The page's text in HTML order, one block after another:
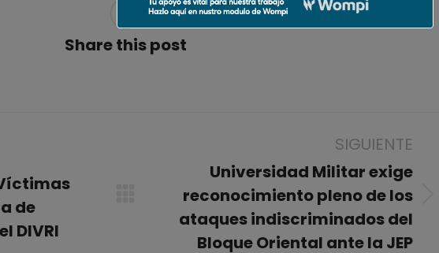
Share this post
de
DIVRI
SIGUIENTE
Publicación
siguiente:
Universidad Militar exige
reconocimiento pleno de los
ataques indiscriminados del
Bloque Oriental ante la JEP